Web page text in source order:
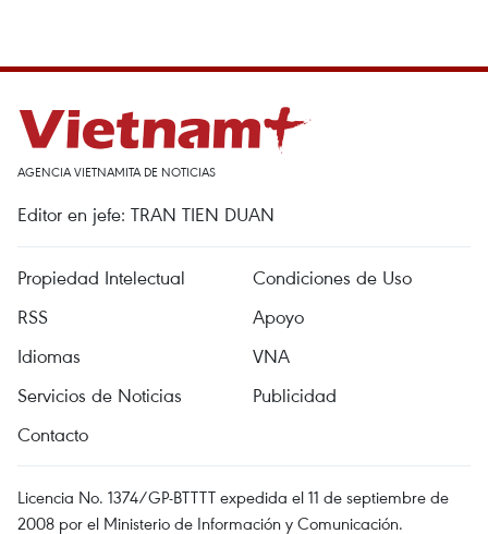
AGENCIA VIETNAMITA DE NOTICIAS
Editor en jefe: TRAN TIEN DUAN
Propiedad Intelectual
Condiciones de Uso
RSS
Apoyo
Idiomas
VNA
Servicios de Noticias
Publicidad
Contacto
Licencia No. 1374/GP-BTTTT expedida el 11 de septiembre de
2008 por el Ministerio de Información y Comunicación.